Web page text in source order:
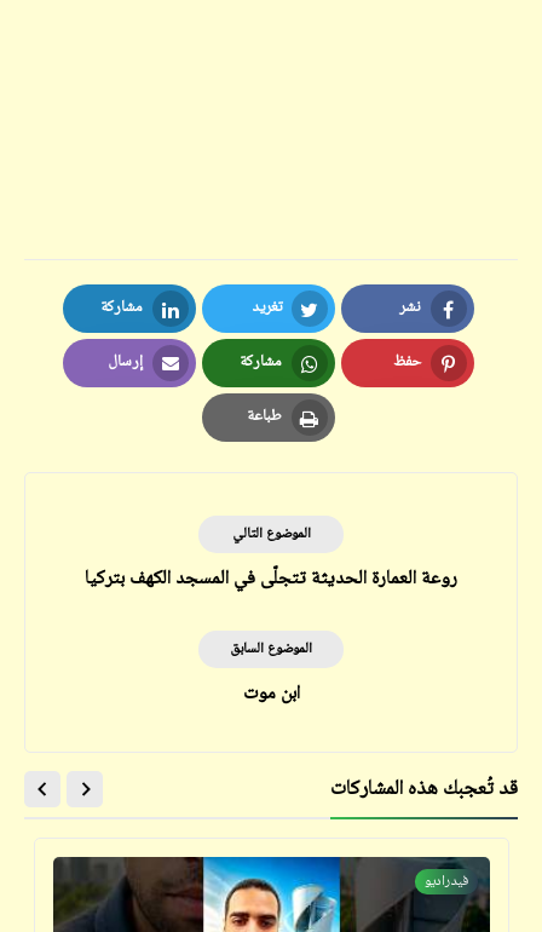
نشر
Facebook
تغريد
Twitter
مشاركة
LinkedIn
حفظ
Pinterest
مشاركة
Whatsapp
إرسال
Email
طباعة
Print
الموضوع التالي
روعة العمارة الحديثة تتجلّى في المسجد الكهف بتركيا
الموضوع السابق
ابن موت
قد تُعجبك هذه المشاركات
فيدراديو